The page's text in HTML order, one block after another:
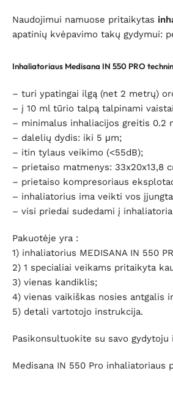
Naudojimui namuose pritaikytas
apatinių kvėpavimo takų gydymui:
Inhaliatoriaus Medisana IN 550 PRO
– turi ypatingai ilgą (net 2 metrų)
– į 10 ml tūrio talpą talpinami
– minimalus inhaliacijos greitis 0.2
– dalelių dydis: iki 5 μm;
– itin tylaus veikimo (<55dB);
– prietaiso matmenys: 33x20x13,8
– prietaiso kompresoriaus
– inhaliatorius ima veikti vos
– visi priedai sudedami į
Pakuotėje yra :
1) inhaliatorius MEDISANA IN 550
2) 1 specialiai veikams pritaikyta
3) vienas kandiklis;
4) vienas vaikiškas nosies antgalis
5) detali vartotojo instrukcija.
Pasikonsultuokite su savo
Medisana IN 550 Pro inhaliatoriaus